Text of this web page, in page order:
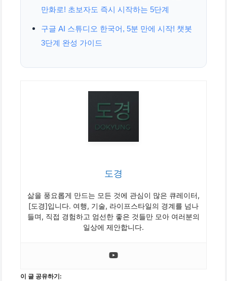
만화로! 초보자도 즉시 시작하는 5단계
구글 AI 스튜디오 한국어, 5분 만에 시작! 챗봇
3단계 완성 가이드
도경
삶을 풍요롭게 만드는 모든 것에 관심이 많은 큐레이터,
[도경]입니다. 여행, 기술, 라이프스타일의 경계를 넘나
들며, 직접 경험하고 엄선한 좋은 것들만 모아 여러분의
일상에 제안합니다.
이 글 공유하기: